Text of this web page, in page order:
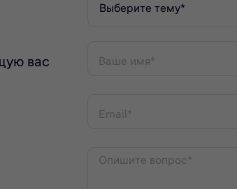
вас
Выберите тему*
Ваше имя*
Email*
Опишите вопрос*